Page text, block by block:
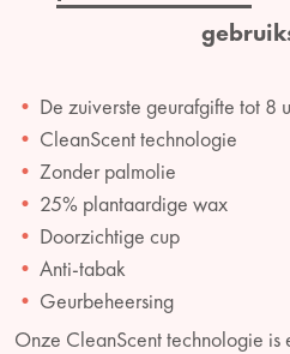
De zuiverste geurafgifte tot 8
CleanScent technologie
Zonder palmolie
25% plantaardige wax
Doorzichtige cup
Anti-tabak
Geurbeheersing
Onze CleanScent technologie